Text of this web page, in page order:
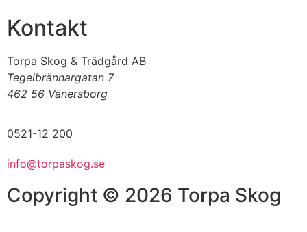
Kontakt
Torpa Skog & Trädgård AB
Tegelbrännargatan 7
462 56 Vänersborg
0521-12 200
info@torpaskog.se
Copyright © 2026 Torpa Skog